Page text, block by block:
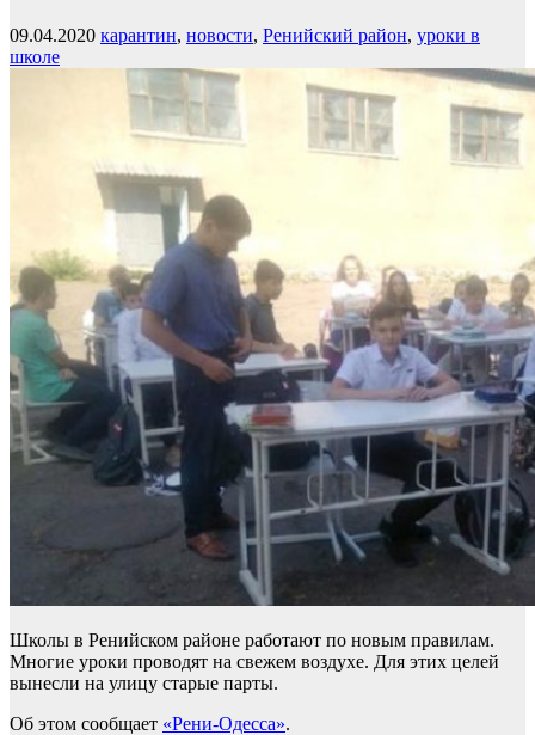
09.04.2020 карантин, новости, Ренийский район, уроки в
школе
Школы в Ренийском районе работают по новым правилам.
Многие уроки проводят на свежем воздухе. Для этих целей
вынесли на улицу старые парты.
Об этом сообщает «Рени-Одесса».